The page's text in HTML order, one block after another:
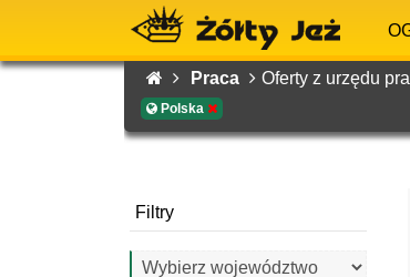
Praca Oferty z urzędu
Polska
Filtry